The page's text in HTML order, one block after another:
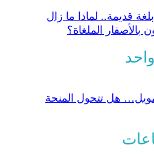
بلغة قديمة..‏ لماذا ما زال
بالأصفار الملغاة؟
هل تتحول المنحة